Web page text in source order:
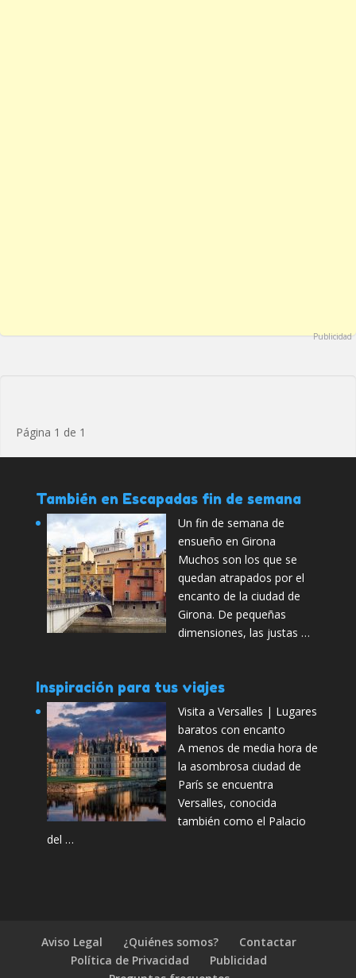
Publicidad
Página 1 de 1
También en Escapadas fin de semana
Un fin de semana de
ensueño en Girona
Muchos son los que se
quedan atrapados por el
encanto de la ciudad de
Girona. De pequeñas
dimensiones, las justas …
Inspiración para tus viajes
Visita a Versalles | Lugares
baratos con encanto
A menos de media hora de
la asombrosa ciudad de
París se encuentra
Versalles, conocida
también como el Palacio
del …
Aviso Legal ¿Quiénes somos?
Contactar
Política de Privacidad
Publicidad